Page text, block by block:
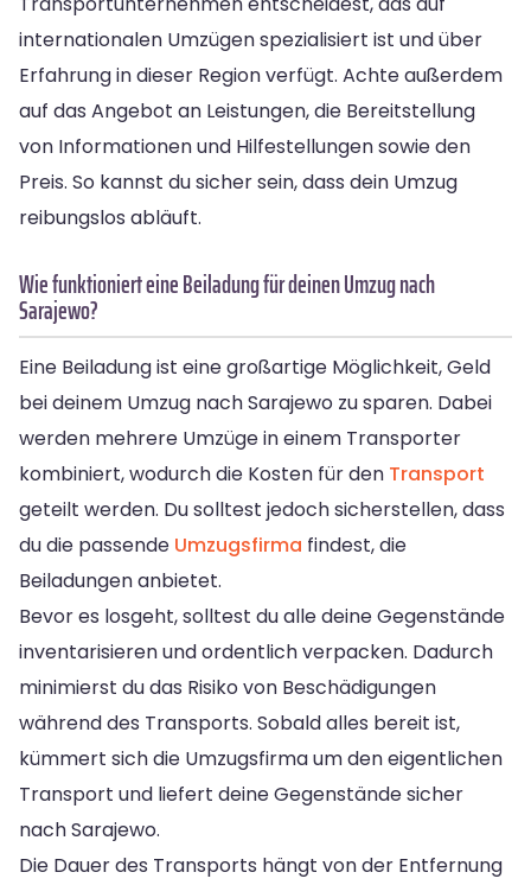
internationalen Umzügen spezialisiert ist und über
Erfahrung in dieser Region verfügt. Achte außerdem
auf das Angebot an Leistungen, die Bereitstellung
von Informationen und Hilfestellungen sowie den
Preis. So kannst du sicher sein, dass dein Umzug
reibungslos abläuft.
Wie funktioniert eine Beiladung für deinen Umzug nach
Sarajewo?
Eine Beiladung ist eine großartige Möglichkeit, Geld
bei deinem Umzug nach Sarajewo zu sparen. Dabei
werden mehrere Umzüge in einem Transporter
kombiniert, wodurch die Kosten für den Transport
geteilt werden. Du solltest jedoch sicherstellen, dass
du die passende Umzugsfirma findest, die
Beiladungen anbietet.
Bevor es losgeht, solltest du alle deine Gegenstände
inventarisieren und ordentlich verpacken. Dadurch
minimierst du das Risiko von Beschädigungen
während des Transports. Sobald alles bereit ist,
kümmert sich die Umzugsfirma um den eigentlichen
Transport und liefert deine Gegenstände sicher
nach Sarajewo.
Die Dauer des Transports hängt von der Entfernung